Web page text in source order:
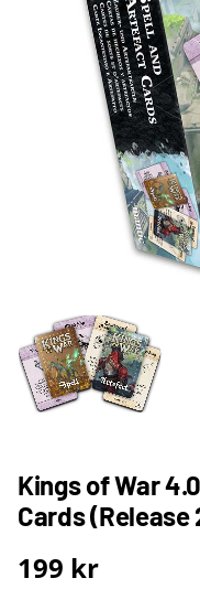
Kings of War
Cards (Release
199 kr